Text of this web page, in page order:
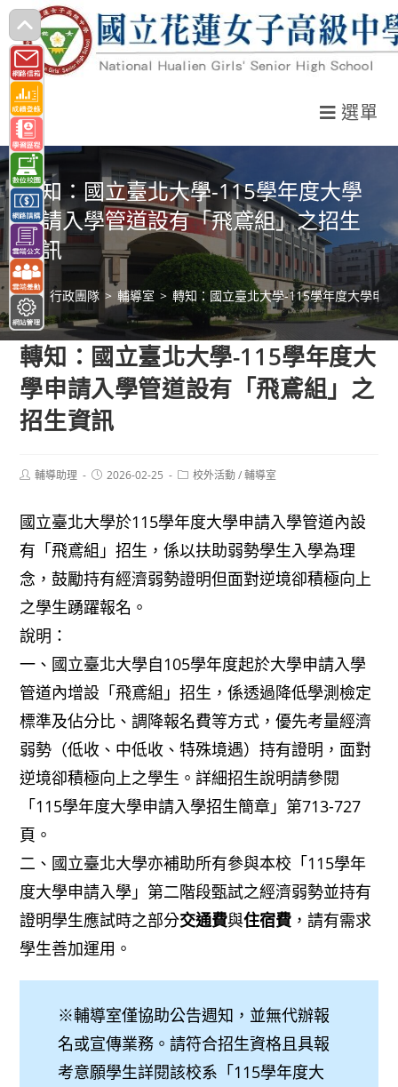
跳
轉
至
主
要
內
容
選單
轉知：國立臺北大學-115學年度大學
申請入學管道設有「飛鳶組」之招生
資訊
> 行政團隊 > 輔導室 > 轉知：國立臺北大學-115學年度大學申
轉知：國立臺北大學-115學年度大
學申請入學管道設有「飛鳶組」之
招生資訊
Post輔導助理
Post2026-02-25
Post校外活動 / 輔導室
國立臺北大學於115學年度大學申請入學管道內設
有「飛鳶組」招生，係以扶助弱勢學生入學為理
念，鼓勵持有經濟弱勢證明但面對逆境卻積極向上
之學生踴躍報名。
說明：
一、國立臺北大學自105學年度起於大學申請入學
管道內增設「飛鳶組」招生，係透過降低學測檢定
標準及佔分比、調降報名費等方式，優先考量經濟
弱勢（低收、中低收、特殊境遇）持有證明，面對
逆境卻積極向上之學生。詳細招生說明請參閱
「115學年度大學申請入學招生簡章」第713-727
頁。
二、國立臺北大學亦補助所有參與本校「115學年
度大學申請入學」第二階段甄試之經濟弱勢並持有
證明學生應試時之部分交通費與住宿費 ，請有需求
學生善加運用。
※輔導室僅協助公告週知，並無代辦報
名或宣傳業務。請符合招生資格且具報
考意願學生詳閱該校系「115學年度大